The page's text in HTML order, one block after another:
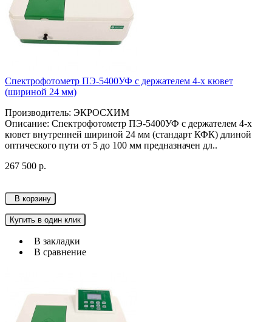
Спектрофотометр ПЭ-5400УФ с держателем 4-х кювет
(шириной 24 мм)
Производитель: ЭКРОСХИМ
Описание: Спектрофотометр ПЭ-5400УФ с держателем 4-х
кювет внутренней шириной 24 мм (стандарт КФК) длиной
оптического пути от 5 до 100 мм предназначен дл..
267 500 р.
В корзину
Купить в один клик
В закладки
В сравнение